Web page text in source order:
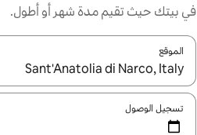
في بيتك حيث تقيم مدة شهر أو أطول.
الموقع
عند توفر النتائج، انتقل باستخدام
تسجيل الوصول